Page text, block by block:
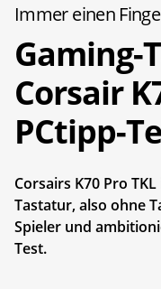
Immer einen
Gaming-
Corsair
PCtipp-
Corsairs K70 Pro
Tastatur, also ohne
Spieler und
Test.